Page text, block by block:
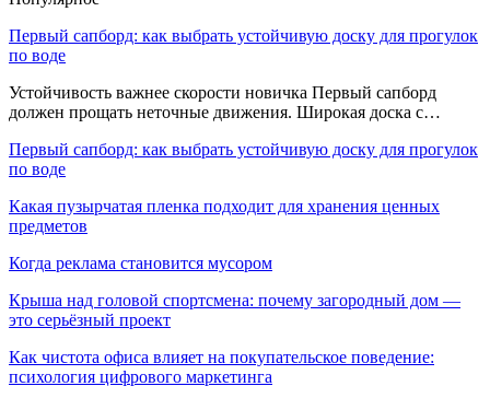
Первый сапборд: как выбрать устойчивую доску для прогулок
по воде
Устойчивость важнее скорости новичка Первый сапборд
должен прощать неточные движения. Широкая доска с…
Первый сапборд: как выбрать устойчивую доску для прогулок
по воде
Какая пузырчатая пленка подходит для хранения ценных
предметов
Когда реклама становится мусором
Крыша над головой спортсмена: почему загородный дом —
это серьёзный проект
Как чистота офиса влияет на покупательское поведение:
психология цифрового маркетинга